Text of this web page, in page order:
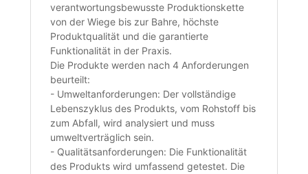
verantwortungsbewusste Produktionskette
von der Wiege bis zur Bahre, höchste
Produktqualität und die garantierte
Funktionalität in der Praxis.
Die Produkte werden nach 4 Anforderungen
beurteilt:
- Umweltanforderungen: Der vollständige
Lebenszyklus des Produkts, vom Rohstoff bis
zum Abfall, wird analysiert und muss
umweltverträglich sein.
- Qualitätsanforderungen: Die Funktionalität
des Produkts wird umfassend getestet. Die